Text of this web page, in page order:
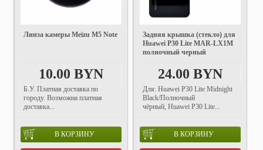
Линза камеры Meizu M5 Note
10.00 BYN
Б.У. Платная доставка по
городу. Возможна платная
доставка...
В КОРЗИНУ
Задняя крышка (стекло) для
Huawei P30 Lite MAR-LX1M
полночный черный
24.00 BYN
Для: Huawei P30 Lite Midnight
Black/Полночный
чёрный, Huawei P30 Lite...
В КОРЗИНУ